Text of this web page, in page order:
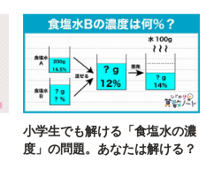
小学生でも解ける「食塩水の濃
度」の問題。あなたは解ける？